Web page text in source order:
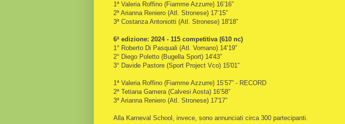
1ª Valeria Roffino (Fiamme Azzurre) 16’16”
2ª Arianna Reniero (Atl. Stronese) 17’15”
3ª Costanza Antoniotti (Atl. Stronese) 18'18”
6ª edizione: 2024 - 115 competitiva (610 nc)
1° Roberto Di Pasquali (Atl. Vomano) 14’19”
2° Diego Poletto (Bugella Sport) 14'43”
3° Davide Pastore (Sport Project Vco) 15'01”
1ª Valeria Roffino (Fiamme Azzurre) 15’57” - RECORD
2ª Tetiana Gamera (Calvesi Aosta) 16’58”
3ª Arianna Reniero (Atl. Stronese) 17'17”
Alla Karneval School, invece, sono annunciati circa 300 partecipanti.